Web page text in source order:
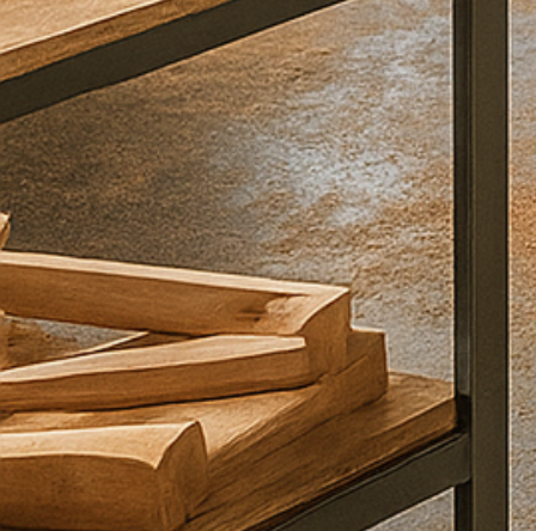
קראתי
ואני
מסכים\ה
מדיניות